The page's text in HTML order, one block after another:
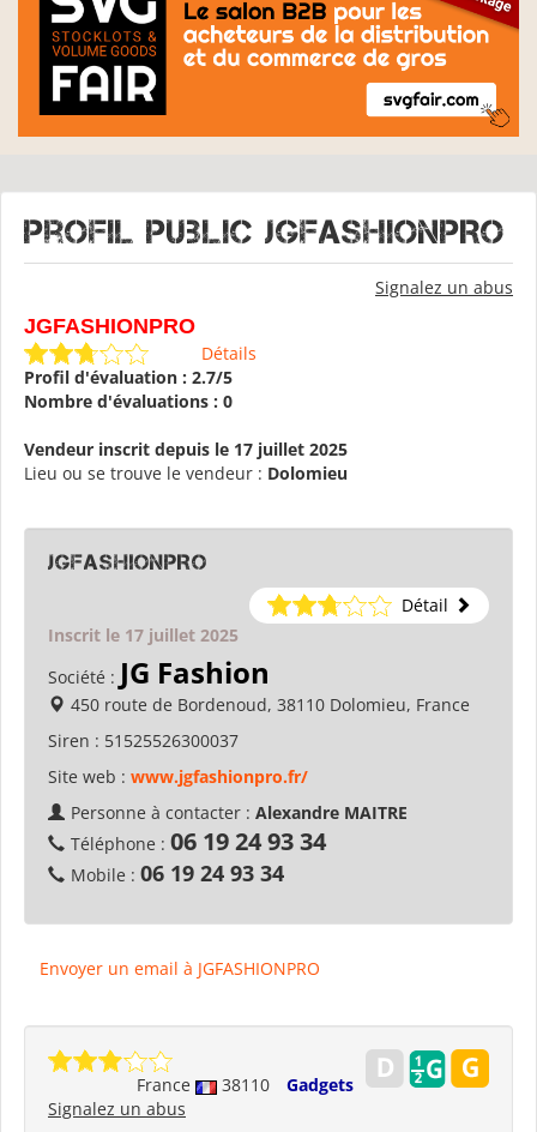
Profil public JGFASHIONPRO
Signalez un abus
JGFASHIONPRO
Détails
Profil d'évaluation : 2.7/5
Nombre d'évaluations : 0
Vendeur inscrit depuis le 17 juillet 2025
Lieu ou se trouve le vendeur : Dolomieu
JGFASHIONPRO
Détail
Inscrit le 17 juillet 2025
Société : JG Fashion
450 route de Bordenoud, 38110 Dolomieu, France
Siren : 51525526300037
Site web : www.jgfashionpro.fr/
Personne à contacter : Alexandre MAITRE
Téléphone : 06 19 24 93 34
Mobile : 06 19 24 93 34
Envoyer un email à JGFASHIONPRO
France 38110
Gadgets
Signalez un abus